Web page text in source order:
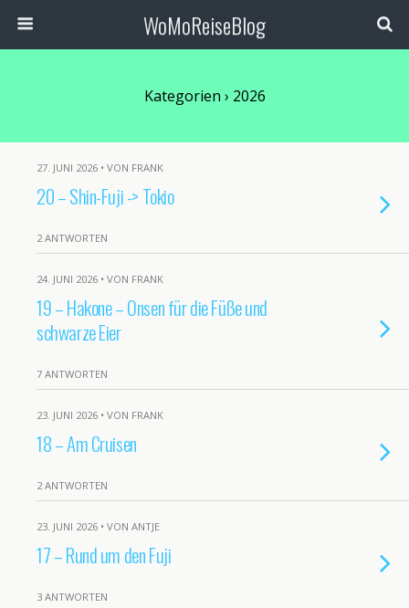
WoMoReiseBlog
Kategorien › 2026
27. JUNI 2026 • VON FRANK
20 – Shin-Fuji -> Tokio
2 ANTWORTEN
24. JUNI 2026 • VON FRANK
19 – Hakone – Onsen für die Füße und
schwarze Eier
7 ANTWORTEN
23. JUNI 2026 • VON FRANK
18 – Am Cruisen
2 ANTWORTEN
23. JUNI 2026 • VON ANTJE
17 – Rund um den Fuji
3 ANTWORTEN